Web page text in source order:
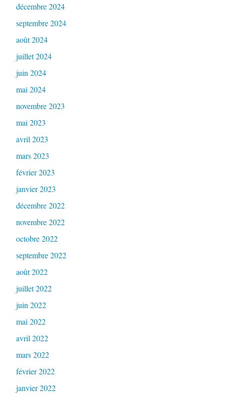
décembre 2024
septembre 2024
août 2024
juillet 2024
juin 2024
mai 2024
novembre 2023
mai 2023
avril 2023
mars 2023
février 2023
janvier 2023
décembre 2022
novembre 2022
octobre 2022
septembre 2022
août 2022
juillet 2022
juin 2022
mai 2022
avril 2022
mars 2022
février 2022
janvier 2022